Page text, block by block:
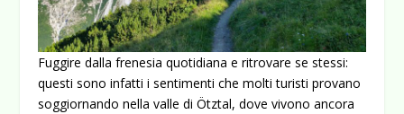
Fuggire dalla frenesia quotidiana e ritrovare se stessi:
questi sono infatti i sentimenti che molti turisti provano
soggiornando nella valle di Ötztal, dove vivono ancora